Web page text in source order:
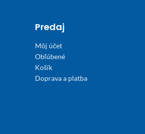
Predaj
Môj účet
Obľúbené
Košík
Doprava a platba